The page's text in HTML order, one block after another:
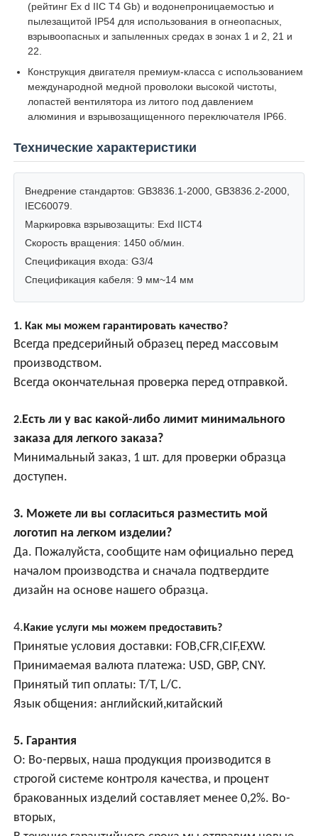
Коробка, защищенная от взрывов
взрывозащищенный переключатель
взрывозащищенные штепсельная вилка и гнездо
(рейтинг Ex d IIC T4 Gb) и водонепроницаемостью и
пылезащитой IP54 для использования в огнеопасных,
взрывоопасных и запыленных средах в зонах 1 и 2, 21 и
22.
Конструкция двигателя премиум-класса с использованием
международной медной проволоки высокой чистоты,
лопастей вентилятора из литого под давлением
алюминия и взрывозащищенного переключателя IP66.
Технические характеристики
Внедрение стандартов: GB3836.1-2000, GB3836.2-2000,
IEC60079.
Маркировка взрывозащиты: Exd IICT4
Скорость вращения: 1450 об/мин.
Спецификация входа: G3/4
Спецификация кабеля: 9 мм~14 мм
1. Как мы можем гарантировать качество?
Всегда предсерийный образец перед массовым
производством.
Всегда окончательная проверка перед отправкой.
2.Есть ли у вас какой-либо лимит минимального
заказа для легкого заказа?
Минимальный заказ, 1 шт. для проверки образца
доступен.
3. Можете ли вы согласиться разместить мой
логотип на легком изделии?
Да. Пожалуйста, сообщите нам официально перед
началом производства и сначала подтвердите
дизайн на основе нашего образца.
4.Какие услуги мы можем предоставить?
Принятые условия доставки: FOB,CFR,CIF,EXW.
Принимаемая валюта платежа: USD, GBP, CNY.
Принятый тип оплаты: T/T, L/C.
Язык общения: английский,китайский
5. Гарантия
О: Во-первых, наша продукция производится в
строгой системе контроля качества, и процент
бракованных изделий составляет менее 0,2%. Во-
вторых,